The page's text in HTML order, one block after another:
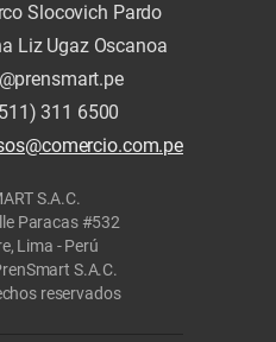
Slocovich Pardo
Liz Ugaz Oscanoa
311 6500
S.A.C.
Paracas #532
Lima - Perú
S.A.C.
reservados